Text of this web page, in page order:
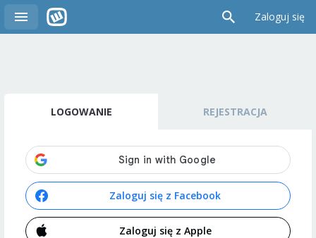
Zaloguj się
LOGOWANIE REJESTRACJA
Zaloguj się z Facebook
Zaloguj się z Apple